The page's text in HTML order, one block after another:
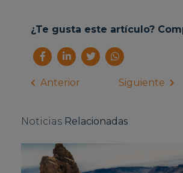
¿Te gusta este artículo?
Anterior Siguiente
Noticias Relacionadas